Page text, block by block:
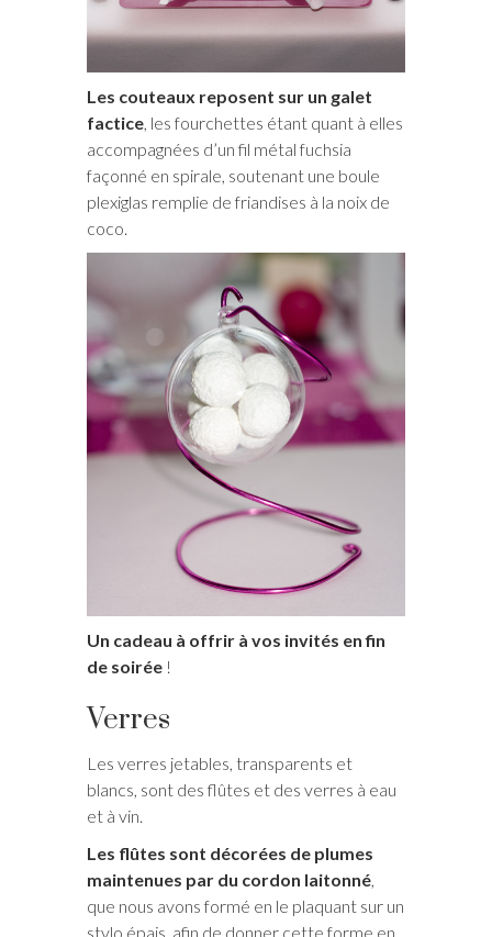
Les couteaux reposent sur un galet
factice , les fourchettes étant quant à elles
accompagnées d’un fil métal fuchsia
façonné en spirale, soutenant une boule
plexiglas remplie de friandises à la noix de
coco.
Un cadeau à offrir à vos invités en fin
de soirée !
Verres
Les verres jetables, transparents et
blancs, sont des flûtes et des verres à eau
et à vin.
Les flûtes sont décorées de plumes
maintenues par du cordon laitonné,
que nous avons formé en le plaquant sur un
stylo épais, afin de donner cette forme en